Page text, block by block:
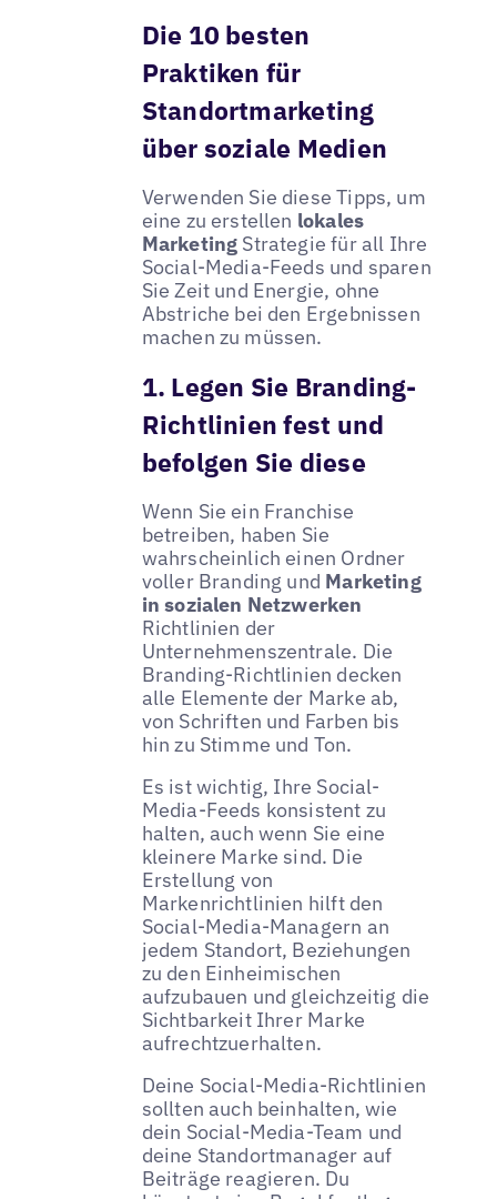
Die 10 besten
Praktiken für
Standortmarketing
über soziale Medien
Verwenden Sie diese Tipps, um
eine zu erstellen lokales
Marketing Strategie für all Ihre
Social-Media-Feeds und sparen
Sie Zeit und Energie, ohne
Abstriche bei den Ergebnissen
machen zu müssen.
1. Legen Sie Branding-
Richtlinien fest und
befolgen Sie diese
Wenn Sie ein Franchise
betreiben, haben Sie
wahrscheinlich einen Ordner
voller Branding und Marketing
in sozialen Netzwerken
Richtlinien der
Unternehmenszentrale. Die
Branding-Richtlinien decken
alle Elemente der Marke ab,
von Schriften und Farben bis
hin zu Stimme und Ton.
Es ist wichtig, Ihre Social-
Media-Feeds konsistent zu
halten, auch wenn Sie eine
kleinere Marke sind. Die
Erstellung von
Markenrichtlinien hilft den
Social-Media-Managern an
jedem Standort, Beziehungen
zu den Einheimischen
aufzubauen und gleichzeitig die
Sichtbarkeit Ihrer Marke
aufrechtzuerhalten.
Deine Social-Media-Richtlinien
sollten auch beinhalten, wie
dein Social-Media-Team und
deine Standortmanager auf
Beiträge reagieren. Du